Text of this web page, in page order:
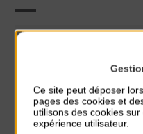
PARTAGER CETTE INFO :
À noter aussi
Ce site peut déposer
pages des cookies et
utilisons des cookies
expérience utilisateur.